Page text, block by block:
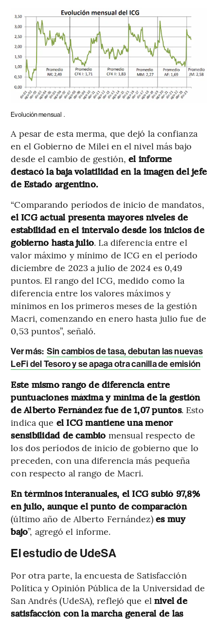
Evolución mensual .
A pesar de esta merma, que dejó la confianza
en el Gobierno de Milei en el nivel más bajo
desde el cambio de gestión,el informe
destacó la baja volatilidad en la imagen del jefe
de Estado argentino.
“Comparando períodos de inicio de mandatos,
el ICG actual presenta mayores niveles de
estabilidad en el intervalo desde los inicios de
gobierno hasta julio. La diferencia entre el
valor máximo y mínimo de ICG en el período
diciembre de 2023 a julio de 2024 es 0,49
puntos. El rango del ICG, medido como la
diferencia entre los valores máximos y
mínimos en los primeros meses de la gestión
Macri, comenzando en enero hasta julio fue de
0,53 puntos”, señaló.
Ver más: Sin cambios de tasa, debutan las nuevas
LeFi del Tesoro y se apaga otra canilla de emisión
Este mismo rango de diferencia entre
puntuaciones máxima y mínima de la gestión
de Alberto Fernández fue de 1,07 puntos. Esto
indica que el ICG mantiene una menor
sensibilidad de cambio mensual respecto de
los dos períodos de inicio de gobierno que lo
preceden, con una diferencia más pequeña
con respecto al rango de Macri.
En términos interanuales, el ICG subió 97,8%
en julio, aunque el punto de comparación
(último año de Alberto Fernández) es muy
bajo”, agregó el informe.
El estudio de UdeSA
Por otra parte, la encuesta de Satisfacción
Política y Opinión Pública de la Universidad de
San Andrés (UdeSA), reflejó que el nivel de
satisfacción con la marcha general de las